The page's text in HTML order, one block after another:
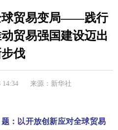
球贸易变局——践行
贸易强国建设迈出
伐
14:34 来源：新华社
题：以开放创新应对全球贸易